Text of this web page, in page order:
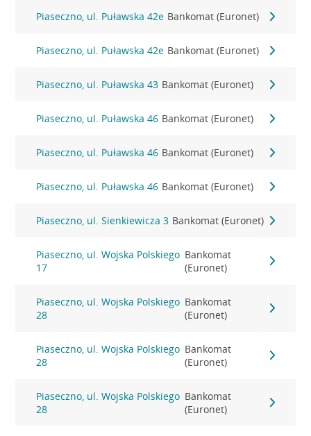
Piaseczno, ul. Puławska 42e Bankomat (Euronet)
Piaseczno, ul. Puławska 42e Bankomat (Euronet)
Piaseczno, ul. Puławska 43 Bankomat (Euronet)
Piaseczno, ul. Puławska 46 Bankomat (Euronet)
Piaseczno, ul. Puławska 46 Bankomat (Euronet)
Piaseczno, ul. Puławska 46 Bankomat (Euronet)
Piaseczno, ul. Sienkiewicza 3 Bankomat (Euronet)
Piaseczno, ul. Wojska Polskiego
17
Bankomat
(Euronet)
Piaseczno, ul. Wojska Polskiego
28
Bankomat
(Euronet)
Piaseczno, ul. Wojska Polskiego
28
Bankomat
(Euronet)
Piaseczno, ul. Wojska Polskiego
28
Bankomat
(Euronet)